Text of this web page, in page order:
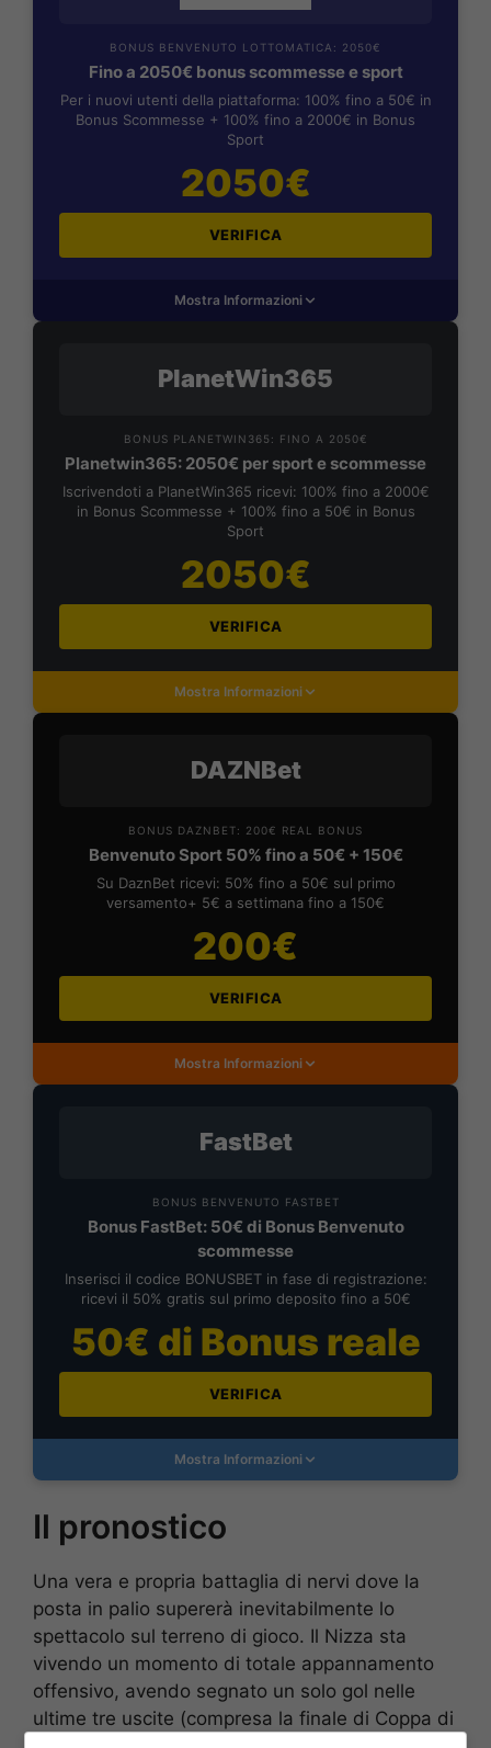
BONUS BENVENUTO LOTTOMATICA: 2050€
Fino a 2050€ bonus scommesse e sport
Per i nuovi utenti della piattaforma: 100% fino a 50€ in
Bonus Scommesse + 100% fino a 2000€ in Bonus
Sport
2050€
VERIFICA
Mostra Informazioni
PlanetWin365
BONUS PLANETWIN365: FINO A 2050€
Planetwin365: 2050€ per sport e scommesse
Iscrivendoti a PlanetWin365 ricevi: 100% fino a 2000€
in Bonus Scommesse + 100% fino a 50€ in Bonus
Sport
2050€
VERIFICA
Mostra Informazioni
DAZNBet
BONUS DAZNBET: 200€ REAL BONUS
Benvenuto Sport 50% fino a 50€ + 150€
Su DaznBet ricevi: 50% fino a 50€ sul primo
versamento+ 5€ a settimana fino a 150€
200€
VERIFICA
Mostra Informazioni
FastBet
BONUS BENVENUTO FASTBET
Bonus FastBet: 50€ di Bonus Benvenuto
scommesse
Inserisci il codice BONUSBET in fase di registrazione:
ricevi il 50% gratis sul primo deposito fino a 50€
50€ di Bonus reale
VERIFICA
Mostra Informazioni
Il pronostico
Una vera e propria battaglia di nervi dove la
posta in palio supererà inevitabilmente lo
spettacolo sul terreno di gioco. Il Nizza sta
vivendo un momento di totale appannamento
offensivo, avendo segnato un solo gol nelle
ultime tre uscite (compresa la finale di Coppa di